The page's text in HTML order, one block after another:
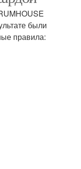
из природного
материала
были
правила: